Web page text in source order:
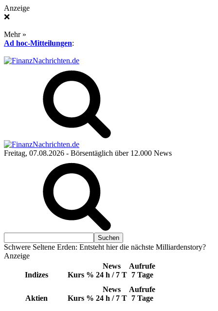
Anzeige
❌
Mehr »
Ad hoc-Mitteilungen:
Freitag, 07.08.2026 - Börsentäglich über 12.000 News
Schwere Seltene Erden: Entsteht hier die nächste Milliardenstory?
Anzeige
Indizes Kurs %
News
24 h / 7 T
Aufrufe
7 Tage
Aktien Kurs %
News
24 h / 7 T
Aufrufe
7 Tage